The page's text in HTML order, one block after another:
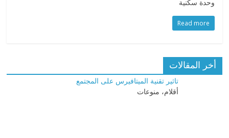
وحدة سكنية
Read more
أخر المقالات
تاثير تقنية الميتافيرس على المجتمع
أقلام، منوعات